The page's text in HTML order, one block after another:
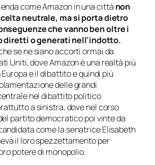
come Amazon in una città non
neutrale, ma si porta dietro
che vanno ben oltre i
diretti o generati nell’indotto.
se ne siano accorti ormai da
Uniti, dove Amazon è una realtà più
e il dibattito e quindi più
delle grandi
nel dibattito politico
a sinistra, dove nel corso
partito democratico poi vinte da
come la senatrice Elisabeth
il loro spezzettamento per
potere di monopolio.